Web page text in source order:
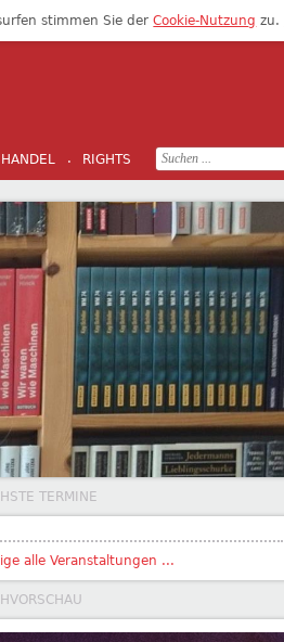
stimmen Sie derCookie-Nutzung zu.
HANDEL · RIGHTS
Search
for:
TERMINE
alle Veranstaltungen ...